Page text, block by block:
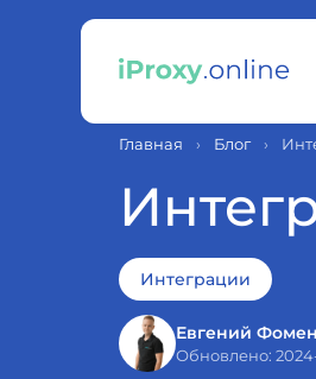
Главная › Блог ›
Интеграции
Евгений
Обновлено: